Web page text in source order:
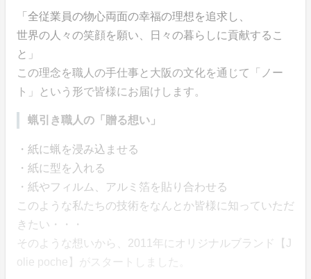
「全従業員の物心両面の幸福の理想を追求し、
世界の人々の笑顔を願い、日々の暮らしに貢献するこ
と」
この理念を職人の手仕事と大阪の文化を通じて「ノー
ト」という形で皆様にお届けします。
蝋引き職人の「贈る想い」
・紙に蝋を浸み込ませる
・紙に型を入れる
・紙やフィルム、アルミ箔を貼り合わせる
このような私たちの技術をなんとか皆様に知っていただ
きたい・・・
そのような想いから、2011年にオリジナルブランド【J
olie poche】がスタートしました。